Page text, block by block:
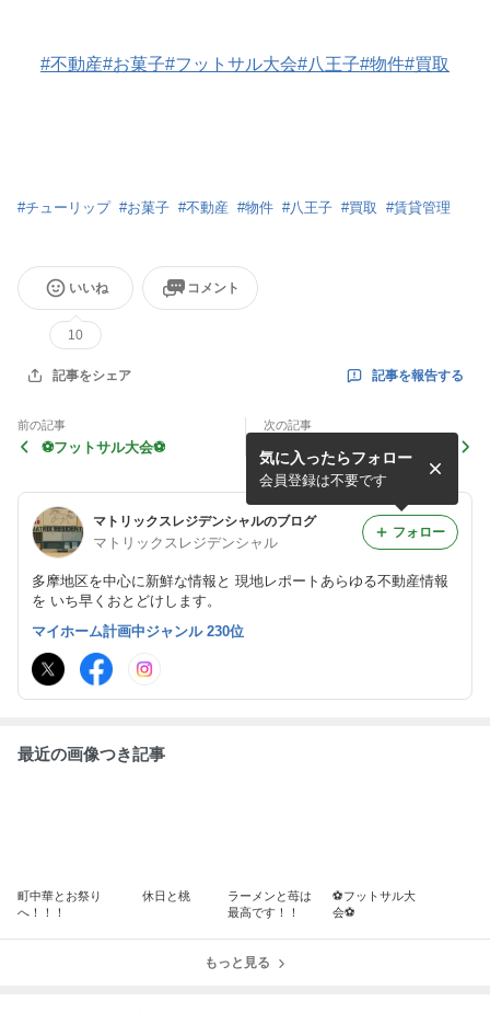
#不動産#お菓子#フットサル大会#八王子#物件#買取
#チューリップ #お菓子 #不動産 #物件 #八王子 #買取 #賃貸管理
いいね
10
コメント
記事をシェア 記事を報告する
前の記事
⚽️フットサル大会⚽️
次の記事
マトリックスレジデンシャルのブログ
マトリックスレジデンシャル
多摩地区を中心に新鮮な情報と 現地レポートあらゆる不動産情報
を いち早くおとどけします。
気に入ったらフォロー
会員登録は不要です
フォロー
マイホーム計画中ジャンル 230位
最近の画像つき記事
町中華とお祭り
へ！！！
休日と桃
ラーメンと苺は
最高です！！
⚽️フットサル大
会⚽️
もっと見る